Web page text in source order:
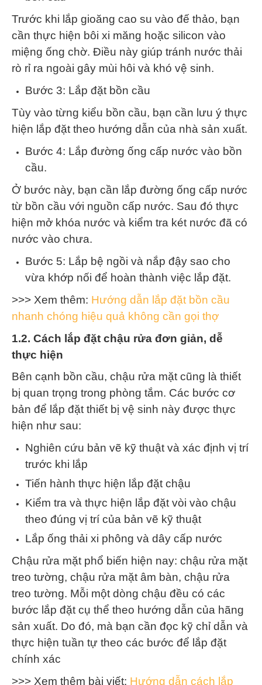
Trước khi lắp gioăng cao su vào đế thảo, bạn
cần thực hiện bôi xi măng hoặc silicon vào
miệng ống chờ. Điều này giúp tránh nước thải
rò rỉ ra ngoài gây mùi hôi và khó vệ sinh.
Bước 3: Lắp đặt bồn cầu
Tùy vào từng kiểu bồn cầu, bạn cần lưu ý thực
hiện lắp đặt theo hướng dẫn của nhà sản xuất.
Bước 4: Lắp đường ống cấp nước vào bồn
cầu.
Ở bước này, bạn cần lắp đường ống cấp nước
từ bồn cầu với nguồn cấp nước. Sau đó thực
hiện mở khóa nước và kiểm tra két nước đã có
nước vào chưa.
Bước 5: Lắp bệ ngồi và nắp đậysao cho
vừa khớp nối để hoàn thành việc lắp đặt.
>>> Xem thêm: Hướng dẫn lắp đặt bồn cầu
nhanh chóng hiệu quả không cần gọi thợ
1.2. Cách lắp đặt chậu rửa đơn giản, dễ
thực hiện
Bên cạnh bồn cầu, chậu rửa mặt cũng là thiết
bị quan trọng trong phòng tắm. Các bước cơ
bản để lắp đặt thiết bị vệ sinh này được thực
hiện như sau:
Nghiên cứu bản vẽ kỹ thuật và xác định vị trí
trước khi lắp
Tiến hành thực hiện lắp đặt chậu
Kiểm tra và thực hiện lắp đặt vòi vào chậu
theo đúng vị trí của bản vẽ kỹ thuật
Lắp ống thải xi phông và dây cấp nước
Chậu rửa mặt phổ biến hiện nay: chậu rửa mặt
treo tường, chậu rửa mặt âm bàn, chậu rửa
treo tường. Mỗi một dòng chậu đều có các
bước lắp đặt cụ thể theo hướng dẫn của hãng
sản xuất. Do đó, mà bạn cần đọc kỹ chỉ dẫn và
thực hiện tuần tự theo các bước để lắp đặt
chính xác
>>> Xem thêm bài viết: Hướng dẫn cách lắp